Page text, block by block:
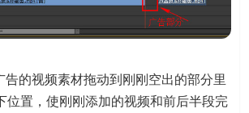
的视频素材拖动到刚刚空出的部分里
位置，使刚刚添加的视频和前后半段完